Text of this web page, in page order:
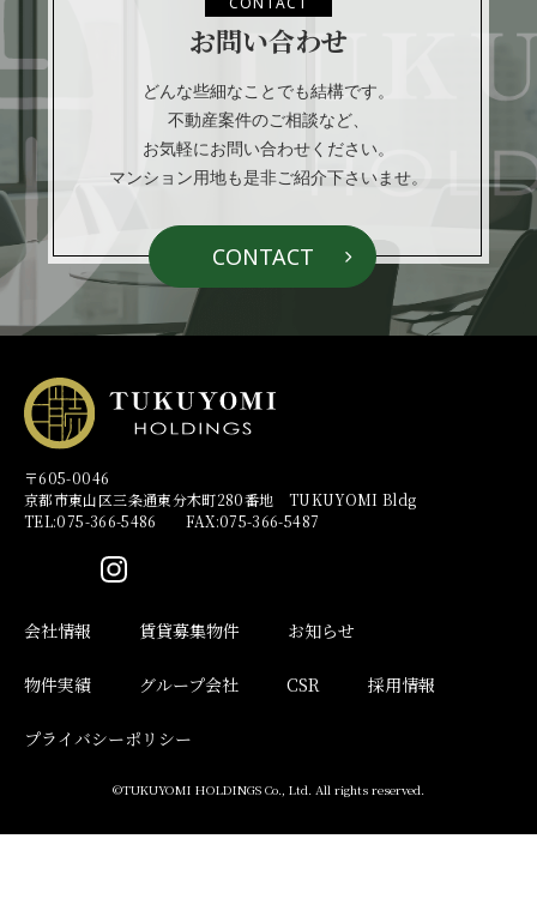
お問い合わせ
どんな些細なことでも結構です。
不動産案件のご相談など、
お気軽にお問い合わせください。
マンション用地も是非ご紹介下さいませ。
CONTACT
〒605-0046
京都市東山区三条通東分木町280番地 TUKUYOMI Bldg
TEL:075-366-5486 FAX:075-366-5487
会社情報 賃貸募集物件 お知らせ
物件実績 グループ会社 CSR 採用情報
プライバシーポリシー
©TUKUYOMI HOLDINGS Co., Ltd. All rights reserved.